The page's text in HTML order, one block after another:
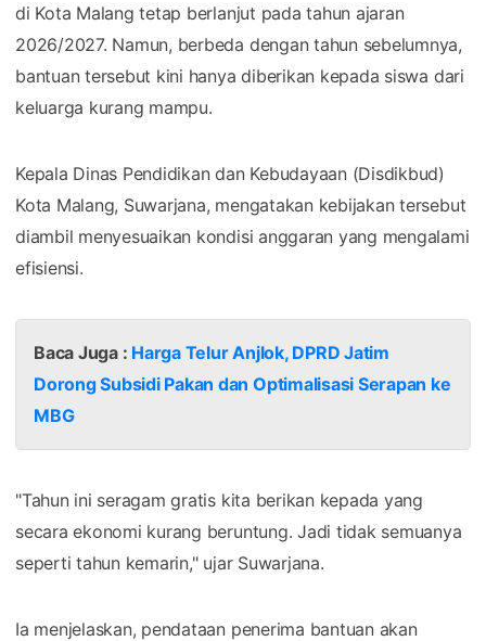
di Kota Malang tetap berlanjut pada tahun ajaran
2026/2027. Namun, berbeda dengan tahun sebelumnya,
bantuan tersebut kini hanya diberikan kepada siswa dari
keluarga kurang mampu.
Kepala Dinas Pendidikan dan Kebudayaan (Disdikbud)
Kota Malang, Suwarjana, mengatakan kebijakan tersebut
diambil menyesuaikan kondisi anggaran yang mengalami
efisiensi.
Baca Juga : Harga Telur Anjlok, DPRD Jatim
Dorong Subsidi Pakan dan Optimalisasi Serapan ke
MBG
"Tahun ini seragam gratis kita berikan kepada yang
secara ekonomi kurang beruntung. Jadi tidak semuanya
seperti tahun kemarin," ujar Suwarjana.
Ia menjelaskan, pendataan penerima bantuan akan